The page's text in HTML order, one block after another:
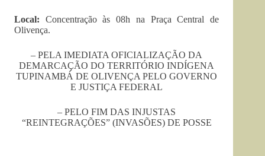
Local: Concentração às 08h na Praça Central de
Olivença.
– PELA IMEDIATA OFICIALIZAÇÃO DA
DEMARCAÇÃO DO TERRITÓRIO INDÍGENA
TUPINAMBÁ DE OLIVENÇA PELO GOVERNO
E JUSTIÇA FEDERAL
– PELO FIM DAS INJUSTAS
“REINTEGRAÇÕES” (INVASÕES) DE POSSE